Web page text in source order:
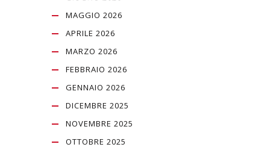
MAGGIO 2026
APRILE 2026
MARZO 2026
FEBBRAIO 2026
GENNAIO 2026
DICEMBRE 2025
NOVEMBRE 2025
OTTOBRE 2025